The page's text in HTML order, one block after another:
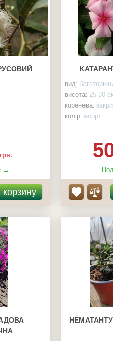
грн.
→
корзину
вид:
висота: 25-30
коренева:
колір: асорті